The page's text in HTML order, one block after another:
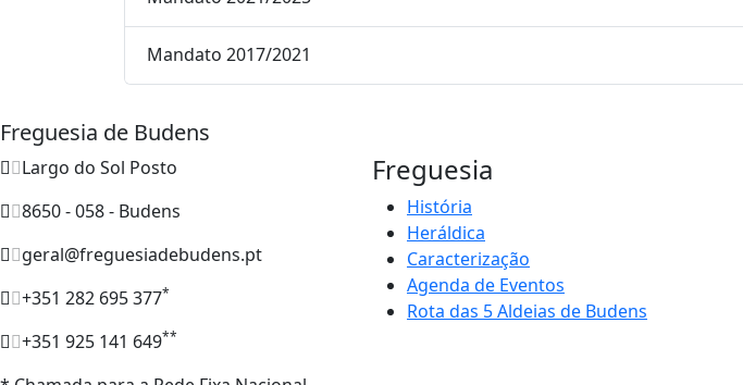
Mandato 2017/2021
Freguesia de Budens
Largo do Sol Posto
8650 - 058 - Budens
geral@freguesiadebudens.pt
+351 282 695 377*
+351 925 141 649**
Freguesia
História
Heráldica
Caracterização
Agenda de Eventos
Rota das 5 Aldeias de Budens